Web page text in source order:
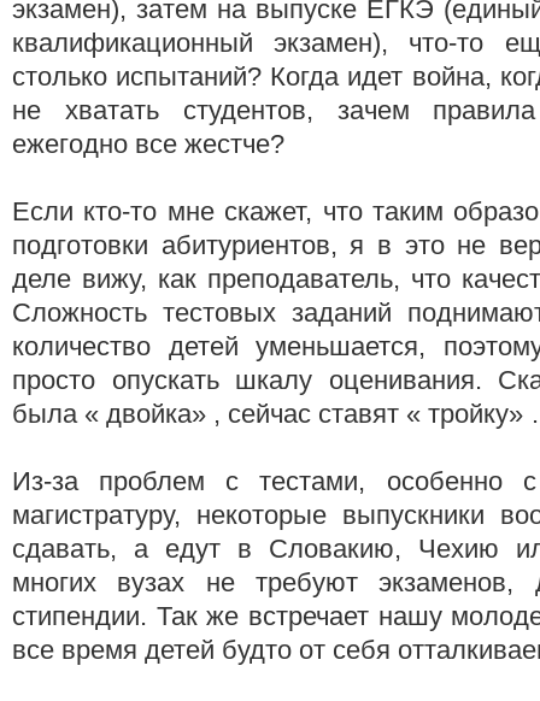
экзамен), затем на выпуске ЕГКЭ
квалификационный экзамен), что-то
столько испытаний? Когда идет война,
не хватать студентов, зачем
ежегодно все жестче?
Если кто-то мне скажет, что таким
подготовки абитуриентов, я в это не
деле вижу, как преподаватель, что
Сложность тестовых заданий
количество детей уменьшается,
просто опускать шкалу оценивания.
была « двойка» , сейчас ставят «
Из-за проблем с тестами, особенно
магистратуру, некоторые выпускники
сдавать, а едут в Словакию, Чехию
многих вузах не требуют экзаменов,
стипендии. Так же встречает нашу
все время детей будто от себя